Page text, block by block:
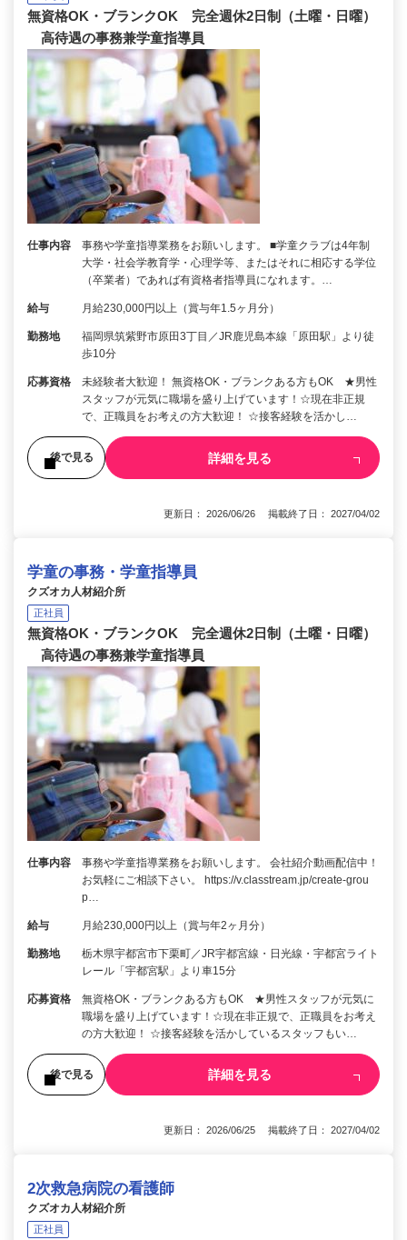
無資格OK・ブランクOK 完全週休2日制（土曜・日曜）
高待遇の事務兼学童指導員
仕事内容
事務や学童指導業務をお願いします。 ■学童クラブは4年制
大学・社会学教育学・心理学等、またはそれに相応する学位
（卒業者）であれば有資格者指導員になれます。…
給与 月給230,000円以上（賞与年1.5ヶ月分）
勤務地
福岡県筑紫野市原田3丁目／JR鹿児島本線「原田駅」より徒
歩10分
応募資格
未経験者大歓迎！ 無資格OK・ブランクある方もOK ★男性
スタッフが元気に職場を盛り上げています！☆現在非正規
で、正職員をお考えの方大歓迎！ ☆接客経験を活かし…
後で見る 詳細を見る
更新日： 2026/06/26 掲載終了日： 2027/04/02
学童の事務・学童指導員
クズオカ人材紹介所
正社員
無資格OK・ブランクOK 完全週休2日制（土曜・日曜）
高待遇の事務兼学童指導員
仕事内容
事務や学童指導業務をお願いします。 会社紹介動画配信中！
お気軽にご相談下さい。 https://v.classtream.jp/create-grou
p…
給与 月給230,000円以上（賞与年2ヶ月分）
勤務地
栃木県宇都宮市下栗町／JR宇都宮線・日光線・宇都宮ライト
レール「宇都宮駅」より車15分
応募資格
無資格OK・ブランクある方もOK ★男性スタッフが元気に
職場を盛り上げています！☆現在非正規で、正職員をお考え
の方大歓迎！ ☆接客経験を活かしているスタッフもい…
後で見る 詳細を見る
更新日： 2026/06/25 掲載終了日： 2027/04/02
2次救急病院の看護師
クズオカ人材紹介所
正社員